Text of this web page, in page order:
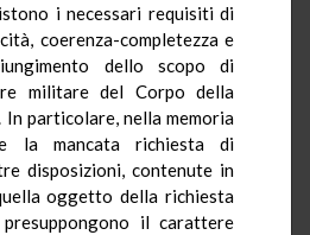
i necessari requisiti di
coerenza-completezza e
dello scopo di
militare del Corpo della
In particolare, nella memoria
la mancata richiesta di
disposizioni, contenute in
oggetto della richiesta
il carattere